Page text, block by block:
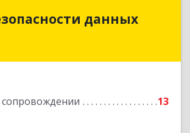
данных
13
безопасности данных
край, Заринск г, Таратынова